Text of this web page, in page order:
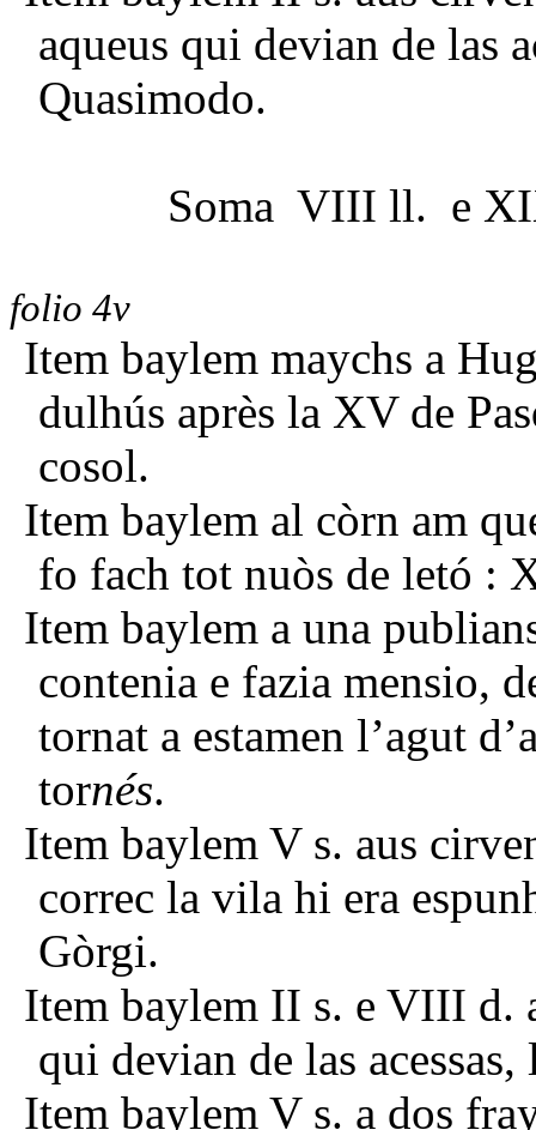
aqueus qui devian de las
Quasimodo.
Soma VIII ll. e
folio 4v
Item baylem maychs a
dulhús après la XV de
cosol.
Item baylem al còrn am
fo fach tot nuòs de letó :
Item baylem a una
contenia e fazia mensio,
tornat a estamen l’agut
tornés.
Item baylem V s. aus
correc la vila hi era
Gòrgi.
Item baylem II s. e VIII d.
qui devian de las
Item baylem V s. a dos